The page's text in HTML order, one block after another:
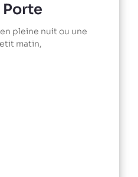
Porte
pleine nuit ou une
matin,